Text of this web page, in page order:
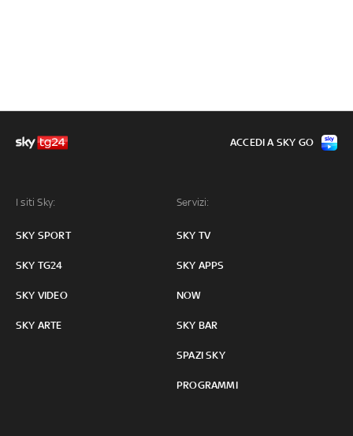
I siti Sky:
SKY SPORT
SKY TG24
SKY VIDEO
SKY ARTE
Servizi:
SKY TV
SKY APPS
NOW
SKY BAR
SPAZI SKY
PROGRAMMI
ACCEDI A SKY GO